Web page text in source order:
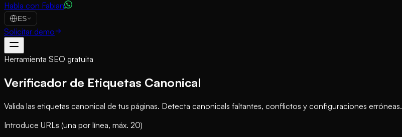
Habla con Fabian
ES
Solicitar demo
Herramienta SEO gratuita
Verificador de Etiquetas Canonical
Valida las etiquetas canonical de tus páginas. Detecta canonicals faltantes, conflictos y configuraciones erróneas.
Introduce URLs (una por línea, máx. 20)